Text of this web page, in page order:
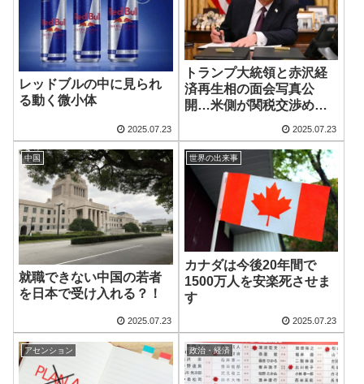
レッドブルの中に見られ
る動く微小体
2025.07.23
トランプ大統領と赤沢経
済再生相の面会写真公
開…米側が関税交渉めぐ
2025.07.23
中国
就職できない中国の若者
を日本で受け入れる？！
2025.07.23
世界の出来事
カナダは今後20年間で
1500万人を安楽死させま
す
2025.07.23
アセンション 政治・経済